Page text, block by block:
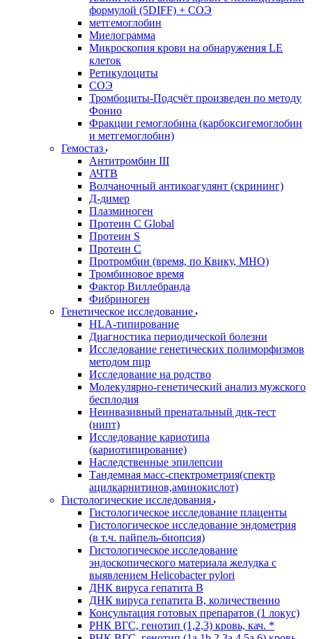
формулой (5DIFF) + СОЭ
метгемоглобин
Миелограмма
Микроскопия крови на обнаружения LE
клеток
Ретикулоциты
СОЭ
Тромбоциты-Подсчёт произведен по методу
Фонио
Фракции гемоглобина (карбоксигемоглобин
и метгемоглобин)
Гемостаз
Антитромбин III
АЧТВ
Волчаночный антикоагулянт (скрининг)
Д-димер
Плазминоген
Протеин C Global
Протеин S
Протеин С
Протромбин (время, по Квику, МНО)
Тромбиновое время
Фактор Виллебранда
Фибриноген
Генетическое исследование
HLA-типирование
Диагностика периодической болезни
Исследование генетических полиморфизмов
методом пцр
Исследование на родство
Молекулярно-генетический анализ мужского
бесплодия
Неинвазивный пренатальный днк-тест
(нипт)
Исследование кариотипа
(кариотипирование)
Наследственные эпилепсии
Тандемная масс-спектрометрия(спектр
ацилкарнитинов,аминокислот)
Гистологические исследования
Гистологическое исследование плаценты
Гистологическое исследование эндометрия
(в т.ч. пайпель-биопсия)
Гистологическое исследование
эндоскопического материала желудка с
выявлением Helicobacter pylori
ДНК вируса гепатита B
ДНК вируса гепатита B, количественно
Консультация готовых препаратов (1 локус)
РНК ВГC, генотип (1,2,3) кровь, кач. *